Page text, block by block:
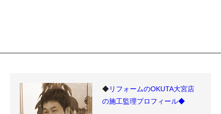
◆リフォームのOKUTA大宮店
の施工監理プロフィール◆